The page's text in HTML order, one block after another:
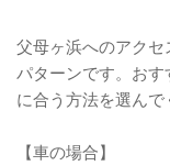
父母ヶ浜へのアク
パターンです。お
に合う方法を選んで
【車の場合】